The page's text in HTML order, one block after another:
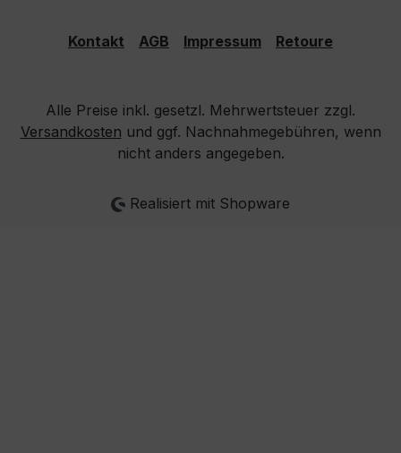
Kontakt AGB Impressum Retoure
Alle Preise inkl. gesetzl. Mehrwertsteuer zzgl.
Versandkosten und ggf. Nachnahmegebühren, wenn
nicht anders angegeben.
Realisiert mit Shopware